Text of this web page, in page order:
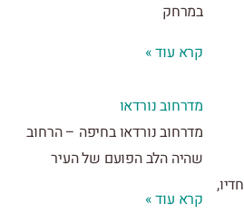
במרחק
קרא עוד »
מדרחוב נורדאו
מדרחוב נורדאו בחיפה – הרחוב
שהיה הלב הפועם של העיר
קרא עוד »